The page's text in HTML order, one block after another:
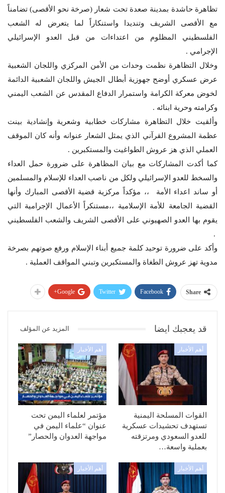
تظاهرة حاشدة بمدينة صعدة تحت شعار (صرخة نحو الأقصى) تضامناً
مع الأقصى الشريف وتنديدا واستنكاراً لما يتعرض له الشعب
الفلسطيني المظلوم من اعتداءات من قبل العدو الإسرائيلي
الإجرامي .
وخلال التظاهرة نظمت وحدات من الأمن المركزي واللجان الشعبية
عرض عسكري أوضح جهوزية أبطال الجيش واللجان الشعبية الدائمة
لخوض معركة الكرامة واستمرار الدفاع المقدس عن الشعب اليمني
وكرامته وحرية ابنائه .
وألقيت خلال التظاهرة مشاركات خطابية وشعرية وإنشادية بينت
عظمة المشروع القرآني الذي يمثل الشعار عنوانه وأنه كان الموقف
العملي الذي هز عروش الطواغيت والمستكبرين .
كما أكدت المشاركات مع بيان المظاهرة على ضرورة حمل العداء
والسخط للعدو الإسرائيلي ولكل من ناصب العداء للإسلام والمسلمين
أو ساند اعداء الأمة ،، مؤكداً مركزية قضية الأقصى المبارك وأنها
القضية الجامعة للأمة الإسلامية ،،مستنكراً الأعمال الإجرامية التي
يقوم بها العدو الصهيوني على الأقصى الشريف والشعب الفلسطيني
.
وأكد على ضرورة توحيد كلمة جميع أبناء الإسلام ورفع صوتهم بصرخة
مدوية تهز عروش الطغاة والمستكبرين وتبني المواقف العملية .
Share
Facebook
Twitter
Google+
قد يعجبك ايضا المزيد عن المؤلف
أهم الأخبار
القوات المسلحة اليمنية
تستهدف تحشيدات عسكرية
للعدو السعودي ومرتزقته
بعملية واسعة…
أهم الأخبار
مؤتمر لعلماء اليمن تحت
عنوان “علماء اليمن في
مواجهة العدوان والحصار”
أهم الأخبار أهم الأخبار